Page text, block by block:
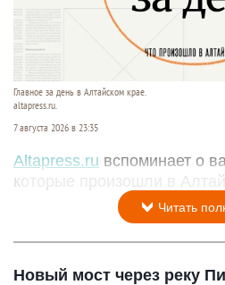
Главное за день в Алтайском крае.
altapress.ru.
7 августа 2026 в 23:35
Altapress.ru вспоминает о
которые произошли в
Читать
Новый мост через реку